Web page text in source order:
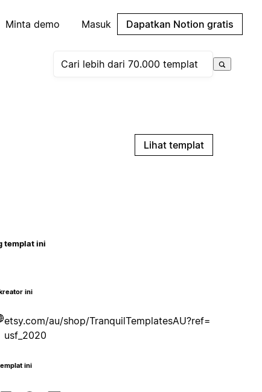
Minta demo Masuk Dapatkan Notion gratis
Lihat templat
templat ini
ini
etsy.com/au/shop/TranquilTemplatesAU?ref=
usf_2020
ini